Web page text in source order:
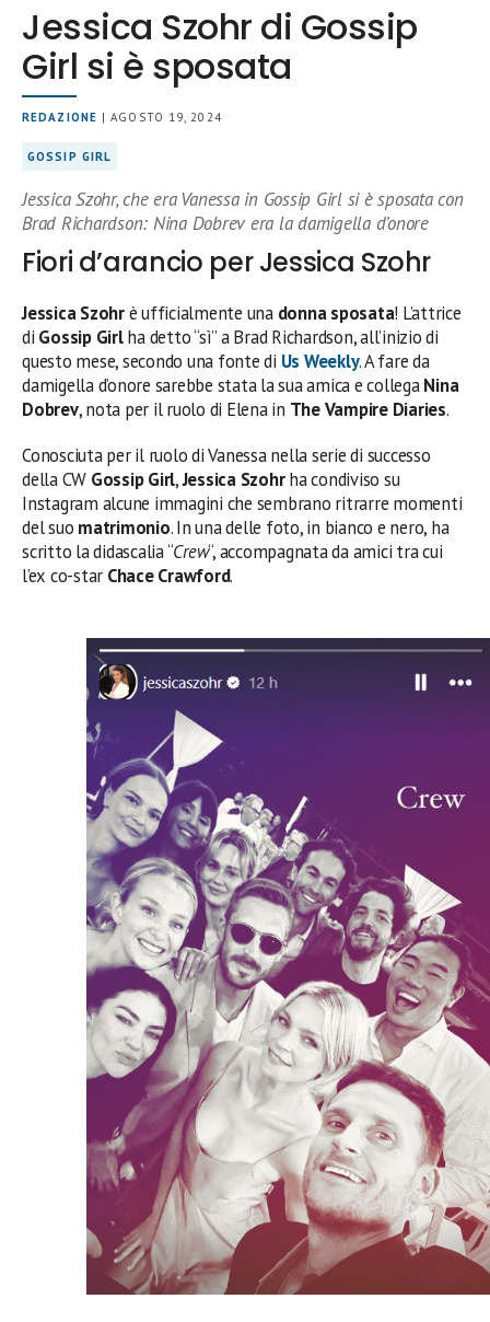
Jessica Szohr di Gossip
Girl si è sposata
REDAZIONE | AGOSTO 19, 2024
GOSSIP GIRL
Jessica Szohr, che era Vanessa in Gossip Girl si è sposata con
Brad Richardson: Nina Dobrev era la damigella d’onore
Fiori d’arancio per Jessica Szohr
Jessica Szohrè ufficialmente una donna sposata! L’attrice
di Gossip Girlha detto “sì” a Brad Richardson, all’inizio di
questo mese, secondo una fonte di Us Weekly. A fare da
damigella d’onore sarebbe stata la sua amica e collegaNina
Dobrev, nota per il ruolo di Elena in The Vampire Diaries.
Conosciuta per il ruolo di Vanessa nella serie di successo
della CW Gossip Girl,Jessica Szohrha condiviso su
Instagram alcune immagini che sembrano ritrarre momenti
del suo matrimonio. In una delle foto, in bianco e nero, ha
scritto la didascalia “Crew“, accompagnata da amici tra cui
l’ex co-star Chace Crawford.